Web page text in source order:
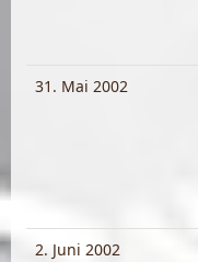
31. Mai 2002
2. Juni 2002